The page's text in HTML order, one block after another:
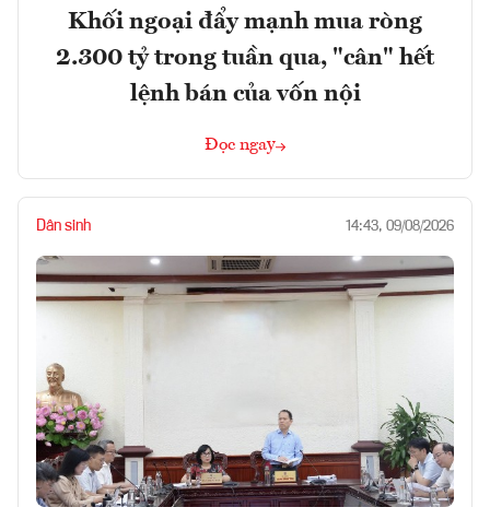
Khối ngoại đẩy mạnh mua ròng
2.300 tỷ trong tuần qua, "cân" hết
lệnh bán của vốn nội
Đọc ngay
Dân sinh 14:43, 09/08/2026